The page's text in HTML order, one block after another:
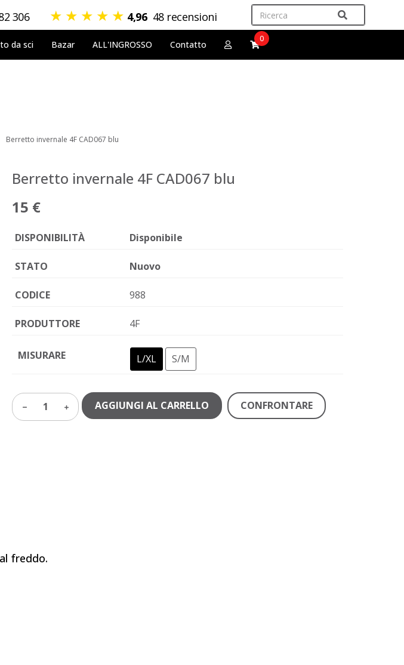
306 ★ ★ ★ ★ ★ 4,96 48 recensioni
da sci Bazar ALL'INGROSSO Contatto
0
Berretto invernale 4F CAD067 blu
Berretto invernale 4F CAD067 blu
15 €
DISPONIBILITÀ Disponibile
STATO Nuovo
CODICE 988
PRODUTTORE 4F
MISURARE L/XL S/M
1 AGGIUNGI AL CARRELLO CONFRONTARE
freddo.